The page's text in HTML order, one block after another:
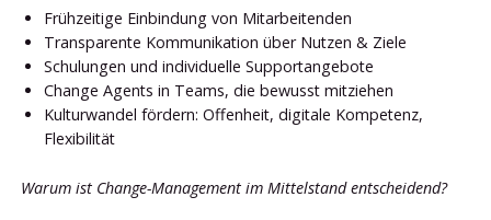
Frühzeitige Einbindung von Mitarbeitenden
Transparente Kommunikation über Nutzen & Ziele
Schulungen und individuelle Supportangebote
Change Agents in Teams, die bewusst mitziehen
Kulturwandel fördern: Offenheit, digitale Kompetenz,
Flexibilität
Warum ist Change-Management im Mittelstand entscheidend?